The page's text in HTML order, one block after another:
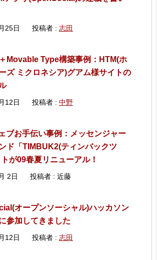
25日 投稿者 : 志田
Movable Type構築事例：HTM(ホ
ズ ミクロネシア)グアム様サイトの
12日 投稿者 : 中野
ブお手伝い事例：メッセンジャー
ド「TIMBUK2(ティンバックツ
が09春夏リニューアル！
2日 投稿者 : 近藤
オープンソーシャル)ハッカソン
参加してきました
12日 投稿者 : 志田